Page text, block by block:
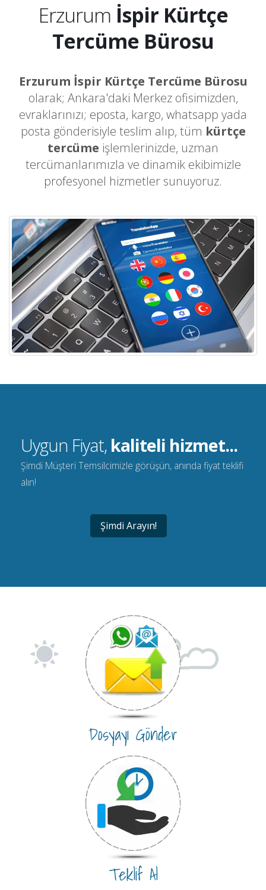
Erzurum İspir Kürtçe
Tercüme Bürosu
Erzurum İspir Kürtçe Tercüme Bürosu
olarak; Ankara'daki Merkez ofisimizden,
evraklarınızı; eposta, kargo, whatsapp yada
posta gönderisiyle teslim alıp, tüm kürtçe
tercüme işlemlerinizde, uzman
tercümanlarımızla ve dinamik ekibimizle
profesyonel hizmetler sunuyoruz.
Uygun Fiyat, kaliteli hizmet...
Şimdi Müşteri Temsilcimizle görüşün, anında fiyat teklifi
alın!
Şimdi Arayın!
Dosyayı Gönder
Teklif Al